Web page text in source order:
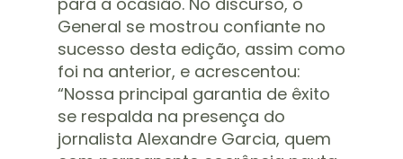
General se mostrou confiante no
sucesso desta edição, assim como
foi na anterior, e acrescentou:
“Nossa principal garantia de êxito
se respalda na presença do
jornalista Alexandre Garcia, quem